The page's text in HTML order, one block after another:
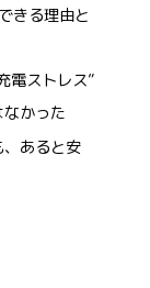
きる理由と
電ストレス”
なかった
あると安